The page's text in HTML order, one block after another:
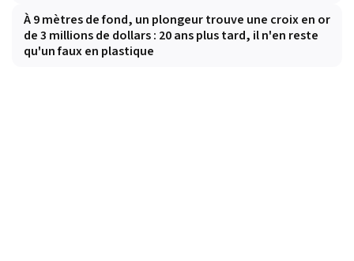
À 9 mètres de fond, un plongeur trouve une croix en or
de 3 millions de dollars : 20 ans plus tard, il n'en reste
qu'un faux en plastique